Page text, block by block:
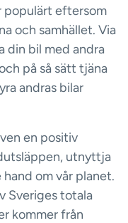
populärt eftersom
och samhället. Via
din bil med andra
på så sätt tjäna
andras bilar
en positiv
utnyttja
om vår planet.
Sveriges totala
kommer från